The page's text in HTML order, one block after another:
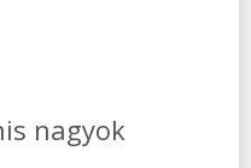
nagyok